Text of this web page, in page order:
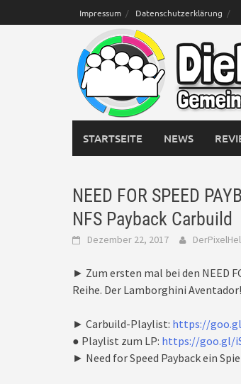
to
Impressum Datenschutzerklärung
STARTSEITE NEWS
NEED FOR SPEED
NFS Payback Carbuild
Dezember 22, 2017
► Zum ersten mal bei den NEED
Reihe. Der Lamborghini Aventador!
► Carbuild-Playlist: https://
● Playlist zum LP: https://goo.gl/
► Need for Speed Payback ein